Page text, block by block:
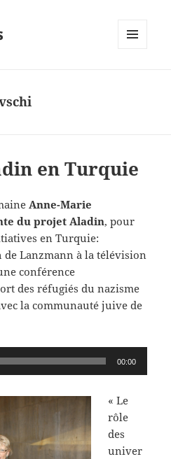
en Turquie
Anne-Marie
du projet Aladin, pour
en Turquie:
Lanzmann à la télévision
conférence
des réfugiés du nazisme
la communauté juive de
00:00
« Le
rôle
des
univer